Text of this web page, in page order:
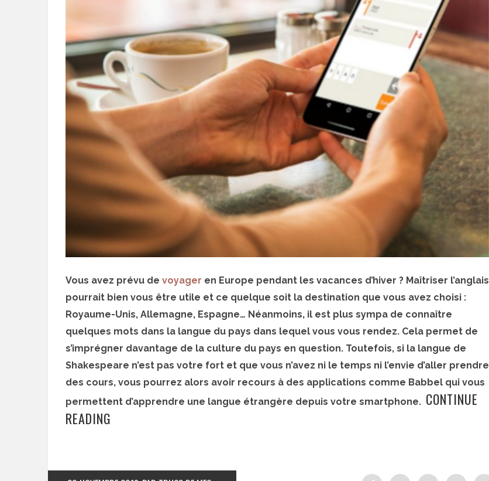
Vous avez prévu de voyager en Europe pendant les vacances d’hiver ? Maîtriser l’anglais
pourrait bien vous être utile et ce quelque soit la destination que vous avez choisi :
Royaume-Unis, Allemagne, Espagne… Néanmoins, il est plus sympa de connaître
quelques mots dans la langue du pays dans lequel vous vous rendez. Cela permet de
s’imprégner davantage de la culture du pays en question. Toutefois, si la langue de
Shakespeare n’est pas votre fort et que vous n’avez ni le temps ni l’envie d’aller prendre
des cours, vous pourrez alors avoir recours à des applications comme Babbel qui vous
permettent d’apprendre une langue étrangère depuis votre smartphone. CONTINUE
READING